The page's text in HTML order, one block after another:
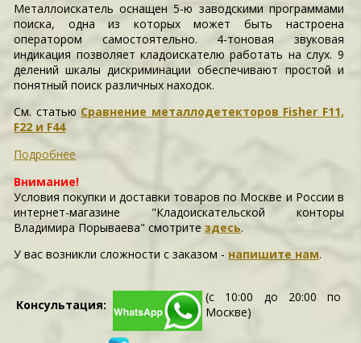
Металлоискатель оснащен 5-ю заводскими программами
поиска, одна из которых может быть настроена
оператором самостоятельно. 4-тоновая звуковая
индикация позволяет кладоискателю работать на слух. 9
делений шкалы дискриминации обеспечивают простой и
понятный поиск различных находок.
См. статью Сравнение металлодетекторов Fisher F11,
F22 и F44
Подробнее
Внимание!
Условия покупки и доставки товаров по Москве и России в
интернет-магазине "Кладоискательской конторы
Владимира Порываева" смотритездесь.
У вас возникли сложности c заказом - напишите нам.
Консультация:
(с 10:00 до 20:00 по
Москве)